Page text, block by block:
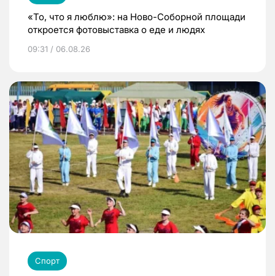
«То, что я люблю»: на Ново-Соборной площади
откроется фотовыставка о еде и людях
09:31 / 06.08.26
Спорт